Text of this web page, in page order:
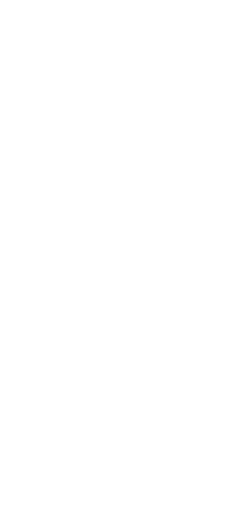
されるも
販売店・
登録され
同利用者
了承くだ
更すること
対応品が
月12日よ
、
年数を意
段を講じ
の製造装
します。
ン制御